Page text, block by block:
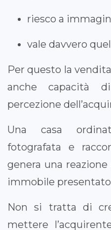
riesco a
vale davvero
Per questo la
anche capacità
percezione
Una casa
fotografata e
genera una
immobile
Non si tratta di
mettere